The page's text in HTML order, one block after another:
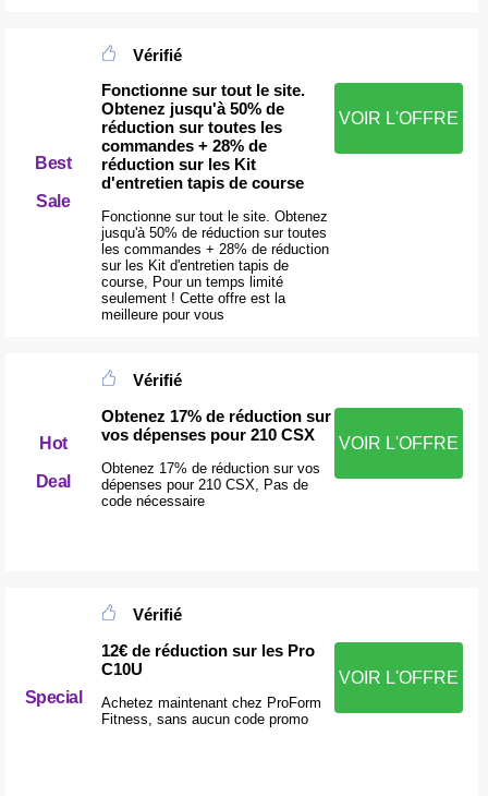
Best
Sale
Vérifié
Fonctionne sur tout le site.
Obtenez jusqu'à 50% de
réduction sur toutes les
commandes + 28% de
réduction sur les Kit
d'entretien tapis de course
Fonctionne sur tout le site. Obtenez
jusqu'à 50% de réduction sur toutes
les commandes + 28% de réduction
sur les Kit d'entretien tapis de
course, Pour un temps limité
seulement ! Cette offre est la
meilleure pour vous
VOIR L'OFFRE
Hot
Deal
Vérifié
Obtenez 17% de réduction sur
vos dépenses pour 210 CSX
Obtenez 17% de réduction sur vos
dépenses pour 210 CSX, Pas de
code nécessaire
VOIR L'OFFRE
Special
Vérifié
12€ de réduction sur les Pro
C10U
Achetez maintenant chez ProForm
Fitness, sans aucun code promo
VOIR L'OFFRE